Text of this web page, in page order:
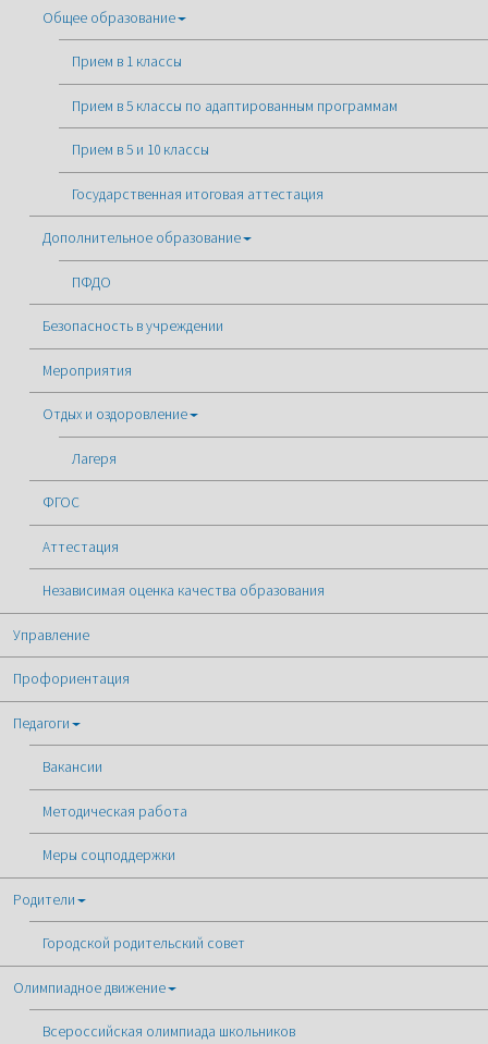
Общее образование
Прием в 1 классы
Прием в 5 классы по адаптированным программам
Прием в 5 и 10 классы
Государственная итоговая аттестация
Дополнительное образование
ПФДО
Безопасность в учреждении
Мероприятия
Отдых и оздоровление
Лагеря
ФГОС
Аттестация
Независимая оценка качества образования
Управление
Профориентация
Педагоги
Вакансии
Методическая работа
Меры соцподдержки
Родители
Городской родительский совет
Олимпиадное движение
Всероссийская олимпиада школьников